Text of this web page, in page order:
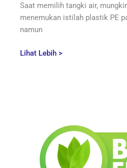
Saat memilih tangki air,
menemukan istilah plastik PE
namun
Lihat Lebih >